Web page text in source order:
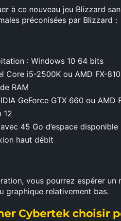
à ce nouveau jeu Blizzard
préconisées par Blizzard :
: Windows 10 64 bits
Core i5-2500K ou AMD FX-
RAM
GeForce GTX 660 ou AMD
12
45 Go d’espace disponible
haut débit
vous pourrez espérer
graphique relativement bas.
Cybertek choisir